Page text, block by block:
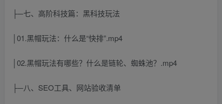
├─七、高阶科技篇：黑科技玩法
│01.黑帽玩法：什么是“快排”.mp4
│02.黑帽玩法有哪些？什么是链轮、蜘蛛池？.mp4
├─八、SEO工具、网站验收清单